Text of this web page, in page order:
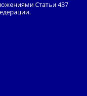
Статьи 437